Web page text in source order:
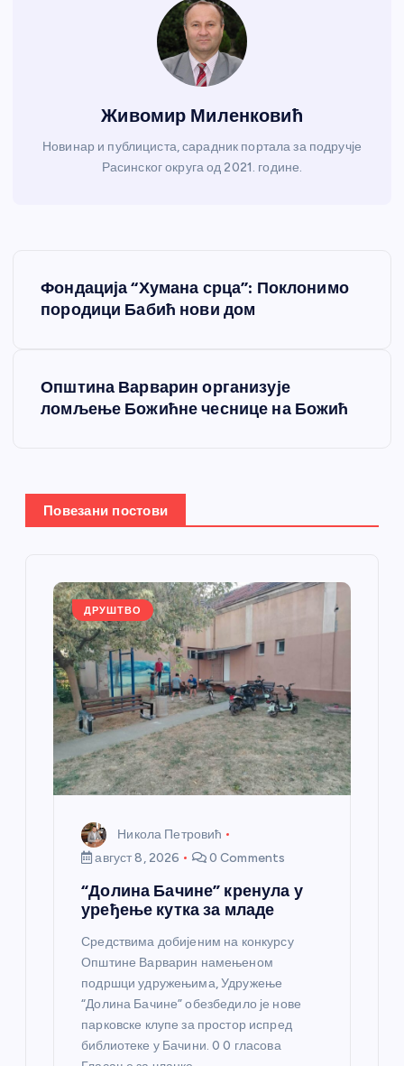
Живомир Миленковић
Новинар и публициста, сарадник портала за подручје
Расинског округа од 2021. године.
њ
е
Фондација “Хумана срца”: Поклонимо
породици Бабић нови дом
Општина Варварин организује
ломљење Божићне чеснице на Божић
Повезани постови
ДРУШТВО
Никола Петровић
август 8, 2026
0 Comments
“Долина Бачине” кренула у
уређење кутка за младе
Средствима добијеним на конкурсу
Општине Варварин намењеном
подршци удружењима, Удружење
“Долина Бачине” обезбедило је нове
парковске клупе за простор испред
библиотеке у Бачини. 0 0 гласова